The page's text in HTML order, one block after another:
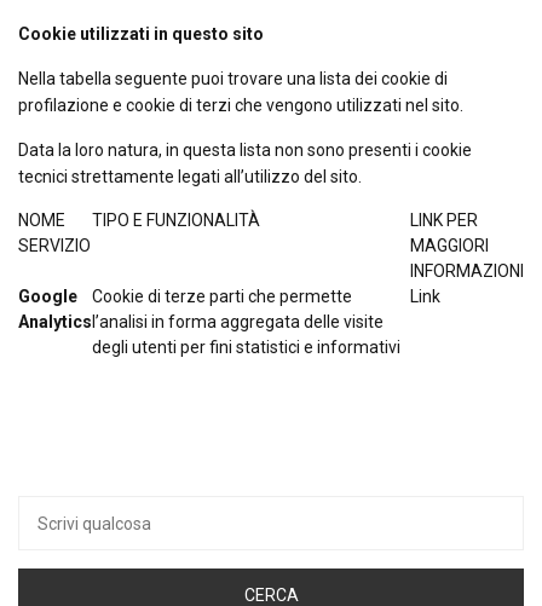
Cookie utilizzati in questo sito
Nella tabella seguente puoi trovare una lista dei cookie di
profilazione e cookie di terzi che vengono utilizzati nel sito.
Data la loro natura, in questa lista non sono presenti i cookie
tecnici strettamente legati all’utilizzo del sito.
NOME
SERVIZIO
TIPO E FUNZIONALITÀ
LINK PER
MAGGIORI
INFORMAZIONI
Google
Analytics
Cookie di terze parti che permette
l’analisi in forma aggregata delle visite
degli utenti per fini statistici e informativi
Link
per: